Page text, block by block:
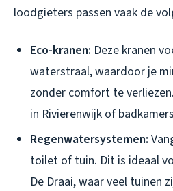
loodgieters passen vaak de
Eco-kranen: Deze kranen
waterstraal, waardoor je
zonder comfort te
in Rivierenwijk of
Regenwatersystemen:
toilet of tuin. Dit is ideaal
De Draai, waar veel tuinen